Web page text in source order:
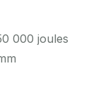
000 joules